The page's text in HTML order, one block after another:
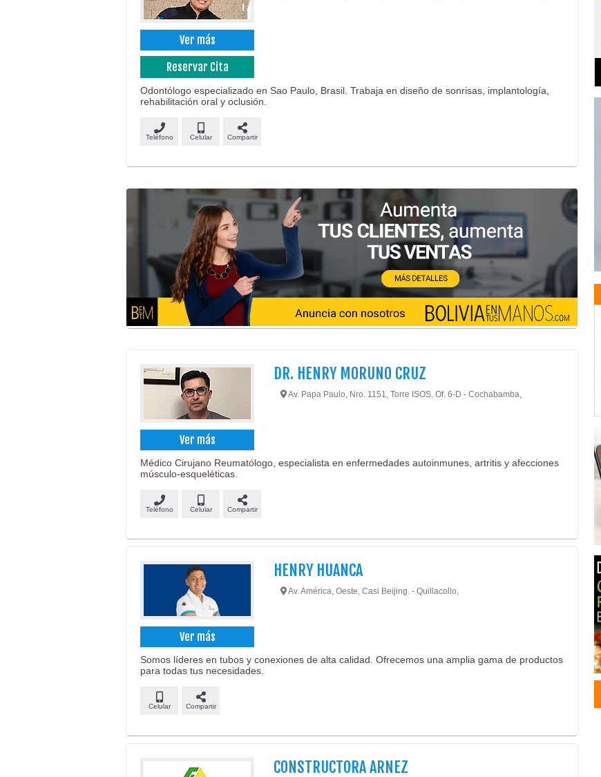
Ver más
Reservar Cita
Odontólogo especializado en Sao Paulo, Brasil. Trabaja en diseño de sonrisas, implantología,
rehabilitación oral y oclusión.
Teléfono Celular Compartir
Ver más
DR. HENRY MORUNO CRUZ
Av. Papa Paulo, Nro. 1151, Torre ISOS. Of. 6-D - Cochabamba,
Médico Cirujano Reumatólogo, especialista en enfermedades autoinmunes, artritis y afecciones
músculo-esqueléticas.
Teléfono Celular Compartir
Ver más
HENRY HUANCA
Av. América, Oeste, Casi Beijing. - Quillacollo,
Somos líderes en tubos y conexiones de alta calidad. Ofrecemos una amplia gama de productos
para todas tus necesidades.
Celular Compartir
CONSTRUCTORA ARNEZ